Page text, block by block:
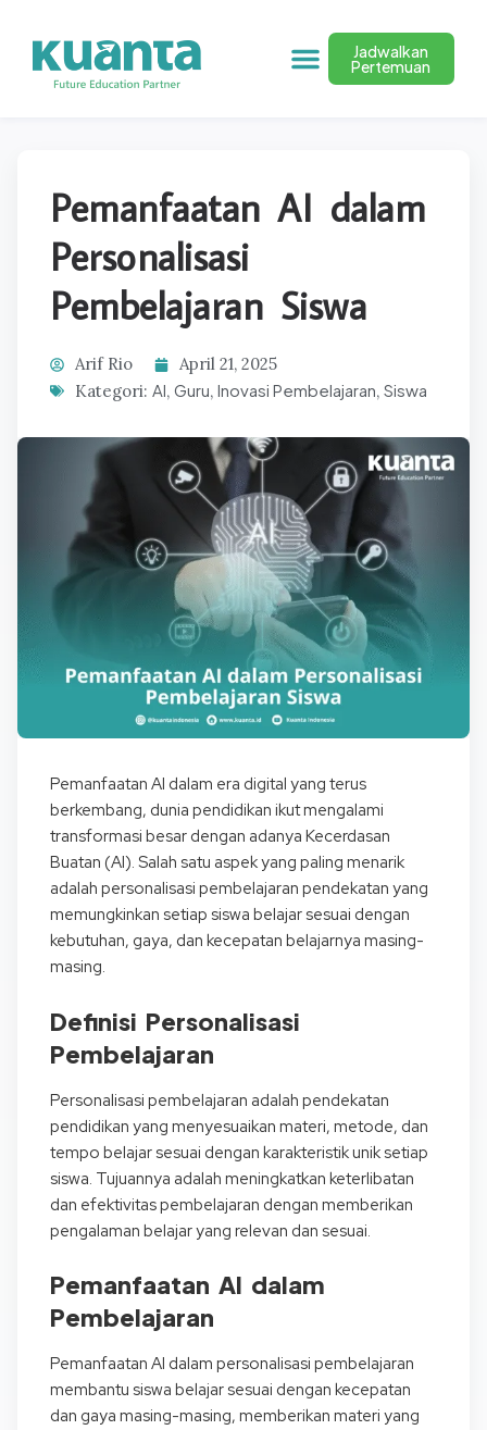
Jadwalkan
Pertemuan
Pemanfaatan AI dalam
Personalisasi
Pembelajaran Siswa
Arif Rio
April 21, 2025
Kategori: AI, Guru, Inovasi Pembelajaran, Siswa
Pemanfaatan AI dalam era digital yang terus
berkembang, dunia pendidikan ikut mengalami
transformasi besar dengan adanya Kecerdasan
Buatan (AI). Salah satu aspek yang paling menarik
adalah personalisasi pembelajaran pendekatan yang
memungkinkan setiap siswa belajar sesuai dengan
kebutuhan, gaya, dan kecepatan belajarnya masing-
masing.
Definisi Personalisasi
Pembelajaran
Personalisasi pembelajaran adalah pendekatan
pendidikan yang menyesuaikan materi, metode, dan
tempo belajar sesuai dengan karakteristik unik setiap
siswa. Tujuannya adalah meningkatkan keterlibatan
dan efektivitas pembelajaran dengan memberikan
pengalaman belajar yang relevan dan sesuai.
Pemanfaatan AI dalam
Pembelajaran
Pemanfaatan AI dalam personalisasi pembelajaran
membantu siswa belajar sesuai dengan kecepatan
dan gaya masing-masing, memberikan materi yang